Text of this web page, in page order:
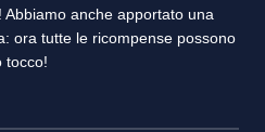
anche apportato una
ora tutte le ricompense possono
tocco!